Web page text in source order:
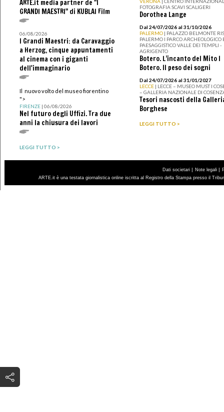
ARTE.it media partner de "I
GRANDI MAESTRI" di KUBLAI Film
06/08/2026
I Grandi Maestri: da Caravaggio
a Herzog, cinque appuntamenti
al cinema con i giganti
dell'immaginario
Il nuovo volto del museo fiorentino
">
FIRENZE| 06/08/2026
Nel futuro degli Uffizi. Tra due
anni la chiusura dei lavori
LEGGI TUTTO >
FOTOGRAFIA SCAVI SCALIGERI
Dorothea Lange
Dal 24/07/2026 al 31/10/2026
PALERMO | PALAZZO BELMONTE
PALERMO I PARCO ARCHEOLOGICO
PAESAGGISTICO VALLE DEI TEMPLI -
AGRIGENTO
Botero. L’incanto del Mito I
Botero. Il peso dei sogni
Dal 24/07/2026 al 31/01/2027
LECCE | LECCE – MUSEO MUST I
– GALLERIA NAZIONALE DI
Tesori nascosti della
Borghese
LEGGI TUTTO >
Dati societari | Note legali |
ARTE.it è una testata giornalistica online iscritta al Registro della Stampa presso il